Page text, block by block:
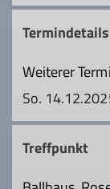
Termindetails
Weiterer
So.
Treffpunkt